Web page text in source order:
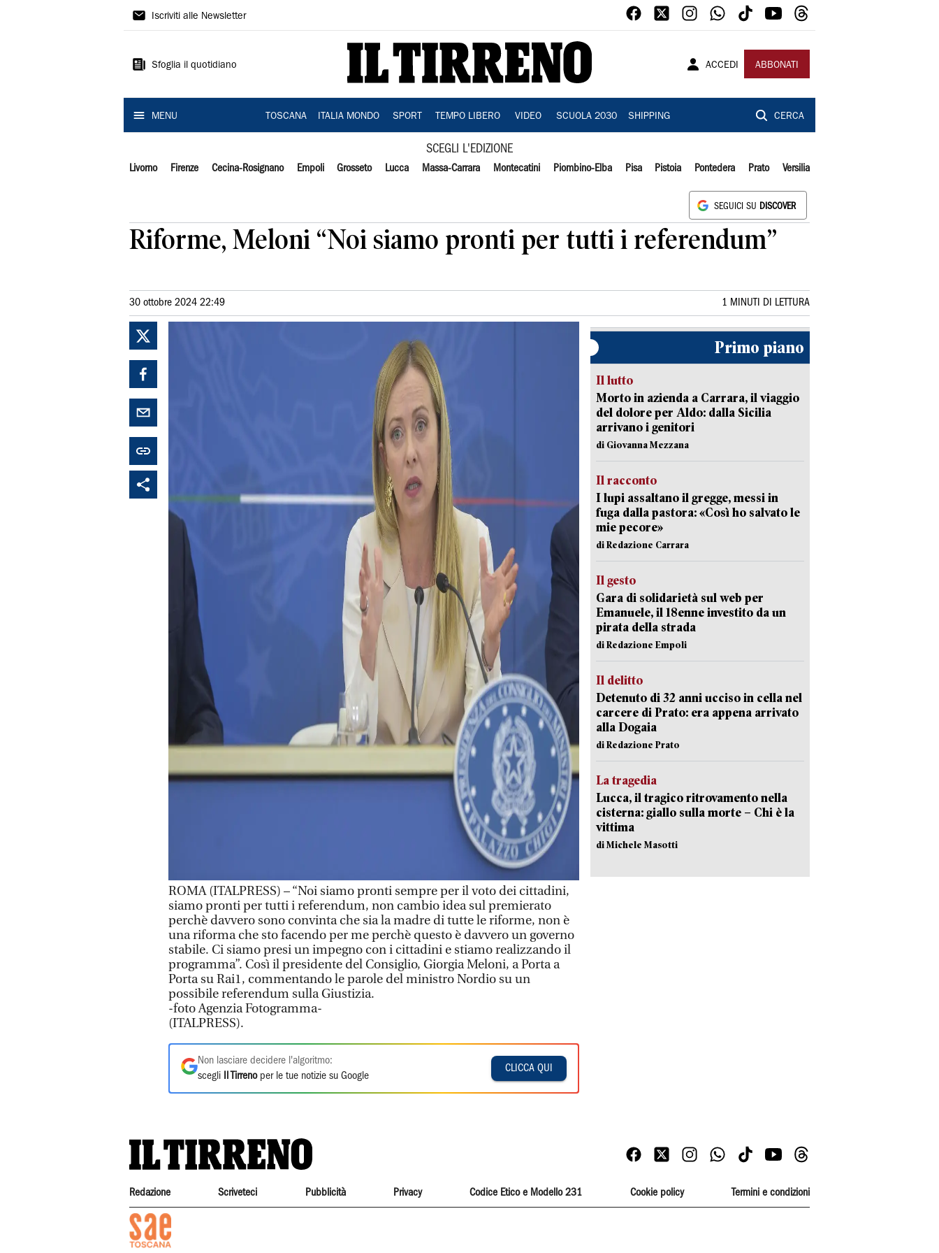
Il
Iscriviti alle Newsletter
Sfoglia il quotidiano ACCEDI ABBONATI
MENU TOSCANA ITALIA MONDO SPORT TEMPO LIBERO VIDEO SCUOLA 2030 SHIPPING CERCA
SCEGLI L'EDIZIONE
Livorno Firenze Cecina-Rosignano Empoli Grosseto Lucca Massa-Carrara Montecatini Piombino-Elba Pisa Pistoia Pontedera Prato Versilia
SEGUICI SU DISCOVER
Riforme, Meloni “Noi siamo pronti per tutti i referendum”
30 ottobre 2024 22:49 1 MINUTI DI LETTURA
ROMA (ITALPRESS) – “Noi siamo pronti sempre per il voto dei cittadini,
siamo pronti per tutti i referendum, non cambio idea sul premierato
perchè davvero sono convinta che sia la madre di tutte le riforme, non è
una riforma che sto facendo per me perchè questo è davvero un governo
stabile. Ci siamo presi un impegno con i cittadini e stiamo realizzando il
programma”. Così il presidente del Consiglio, Giorgia Meloni, a Porta a
Porta su Rai1, commentando le parole del ministro Nordio su un
possibile referendum sulla Giustizia.
-foto Agenzia Fotogramma-
(ITALPRESS).
Non lasciare decidere l'algoritmo:
scegli
Il Tirrenoper le tue notizie su Google
CLICCA QUI
Primo piano
Il lutto
Morto in azienda a Carrara, il viaggio
del dolore per Aldo: dalla Sicilia
arrivano i genitori
di Giovanna Mezzana
Il racconto
I lupi assaltano il gregge, messi in
fuga dalla pastora: «Così ho salvato le
mie pecore»
di Redazione Carrara
Il gesto
Gara di solidarietà sul web per
Emanuele, il 18enne investito da un
pirata della strada
di Redazione Empoli
Il delitto
Detenuto di 32 anni ucciso in cella nel
carcere di Prato: era appena arrivato
alla Dogaia
di Redazione Prato
La tragedia
Lucca, il tragico ritrovamento nella
cisterna: giallo sulla morte – Chi è la
vittima
di Michele Masotti
Redazione Scriveteci Pubblicità Privacy Codice Etico e Modello 231 Cookie policy Termini e condizioni